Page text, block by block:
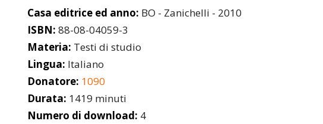
Casa editrice ed anno: BO - Zanichelli - 2010
ISBN: 88-08-04059-3
Materia: Testi di studio
Lingua: Italiano
Donatore: 1090
Durata: 1419 minuti
Numero di download: 4